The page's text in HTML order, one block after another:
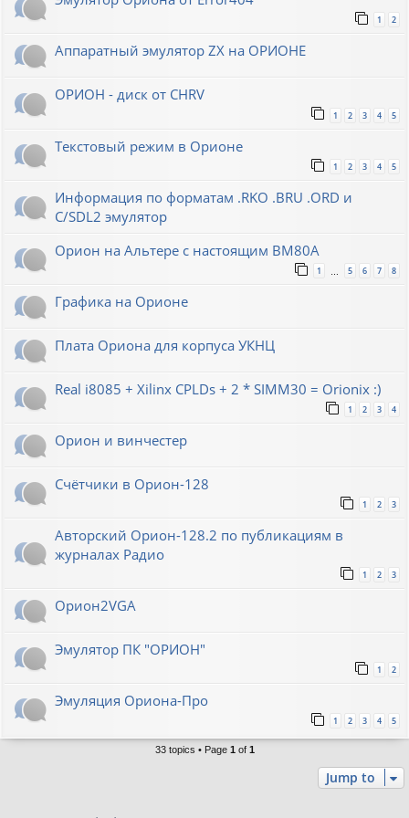
1 2
Аппаратный эмулятор ZX на ОРИОНЕ
ОРИОН - диск от CHRV
1 2 3 4 5
Текстовый режим в Орионе
1 2 3 4 5
Информация по форматам .RKO .BRU .ORD и
С/SDL2 эмулятор
Орион на Альтере с настоящим ВМ80А
1 5 6 7 8
Графика на Орионе
Плата Ориона для корпуса УКНЦ
Real i8085 + Xilinx CPLDs + 2 * SIMM30 = Orionix :)
1 2 3 4
Орион и винчестер
Счётчики в Орион-128
1 2 3
Авторский Орион-128.2 по публикациям в
журналах Радио
1 2 3
Орион2VGA
Эмулятор ПК "ОРИОН"
1 2
Эмуляция Ориона-Про
1 2 3 4 5
33 topics • Page 1 of 1
Jump to